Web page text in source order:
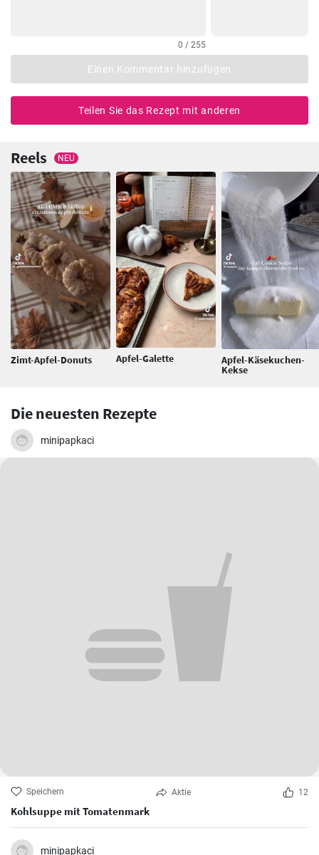
0 / 255
Einen Kommentar hinzufügen
Teilen Sie das Rezept mit anderen
Reels NEU
Zimt-Apfel-Donuts Apfel-Galette Apfel-Käsekuchen-
Kekse
Die neuesten Rezepte
minipapkaci
Speichern Aktie 12
Kohlsuppe mit Tomatenmark
minipapkaci